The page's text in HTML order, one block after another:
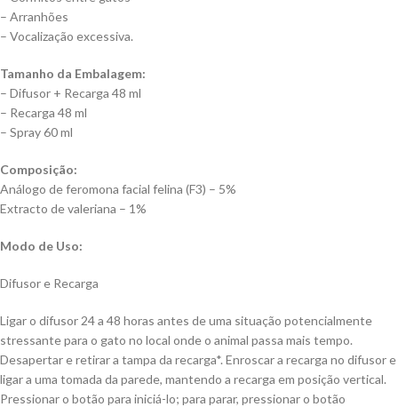
– Arranhões
– Vocalização excessiva.
Tamanho da Embalagem:
– Difusor + Recarga 48 ml
– Recarga 48 ml
– Spray 60 ml
Composição:
Análogo de feromona facial felina (F3) – 5%
Extracto de valeriana – 1%
Modo de Uso:
Difusor e Recarga
Ligar o difusor 24 a 48 horas antes de uma situação potencialmente
stressante para o gato no local onde o animal passa mais tempo.
Desapertar e retirar a tampa da recarga*. Enroscar a recarga no difusor e
ligar a uma tomada da parede, mantendo a recarga em posição vertical.
Pressionar o botão para iniciá-lo; para parar, pressionar o botão